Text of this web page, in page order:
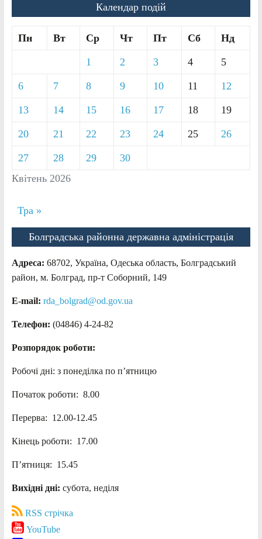
Календар подій
Квітень 2026
Пн Вт Ср Чт Пт Сб Нд
1 2 3 4 5
6 7 8 9 10 11 12
13 14 15 16 17 18 19
20 21 22 23 24 25 26
27 28 29 30
Тра »
Болградська районна державна адміністрація
Адреса: 68702, Україна, Одеська область, Болградський
район, м. Болград, пр-т Соборний, 149
E-mail: rda_bolgrad@od.gov.ua
Телефон: (04846) 4-24-82
Розпорядок роботи:
Робочі дні: з понеділка по п’ятницю
Початок роботи: 8.00
Перерва: 12.00-12.45
Кінець роботи: 17.00
П’ятниця: 15.45
Вихідні дні: субота, неділя
RSS стрічка
YouTube